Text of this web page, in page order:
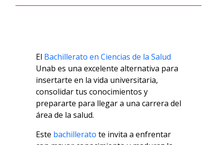
El Bachillerato en Ciencias de la Salud
Unab es una excelente alternativa para
insertarte en la vida universitaria,
consolidar tus conocimientos y
prepararte para llegar a una carrera del
área de la salud.
Este bachillerato te invita a enfrentar